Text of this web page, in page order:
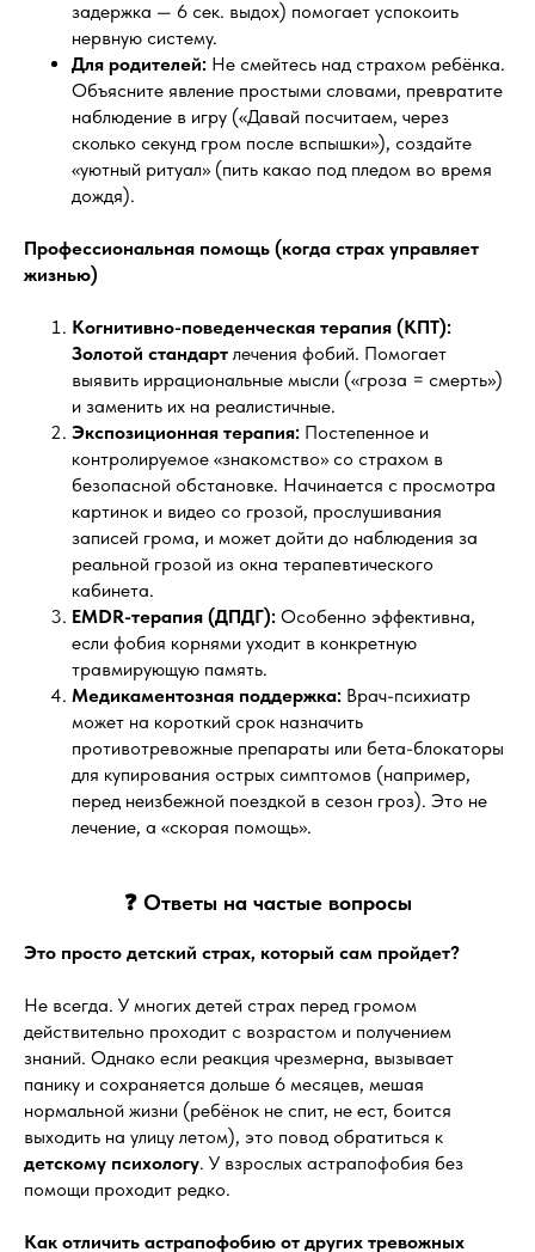
задержка — 6 сек. выдох) помогает успокоить
нервную систему.
Для родителей: Не смейтесь над страхом ребёнка.
Объясните явление простыми словами, превратите
наблюдение в игру («Давай посчитаем, через
сколько секунд гром после вспышки»), создайте
«уютный ритуал» (пить какао под пледом во время
дождя).
Профессиональная помощь (когда страх управляет
жизнью)
Когнитивно-поведенческая терапия (КПТ):
Золотой стандарт лечения фобий. Помогает
выявить иррациональные мысли («гроза = смерть»)
и заменить их на реалистичные.
Экспозиционная терапия: Постепенное и
контролируемое «знакомство» со страхом в
безопасной обстановке. Начинается с просмотра
картинок и видео со грозой, прослушивания
записей грома, и может дойти до наблюдения за
реальной грозой из окна терапевтического
кабинета.
EMDR-терапия (ДПДГ): Особенно эффективна,
если фобия корнями уходит в конкретную
травмирующую память.
Медикаментозная поддержка: Врач-психиатр
может на короткий срок назначить
противотревожные препараты или бета-блокаторы
для купирования острых симптомов (например,
перед неизбежной поездкой в сезон гроз). Это не
лечение, а «скорая помощь».
❓ Ответы на частые вопросы
Это просто детский страх, который сам пройдет?
Не всегда. У многих детей страх перед громом
действительно проходит с возрастом и получением
знаний. Однако если реакция чрезмерна, вызывает
панику и сохраняется дольше 6 месяцев, мешая
нормальной жизни (ребёнок не спит, не ест, боится
выходить на улицу летом), это повод обратиться к
детскому психологу. У взрослых астрапофобия без
помощи проходит редко.
Как отличить астрапофобию от других тревожных